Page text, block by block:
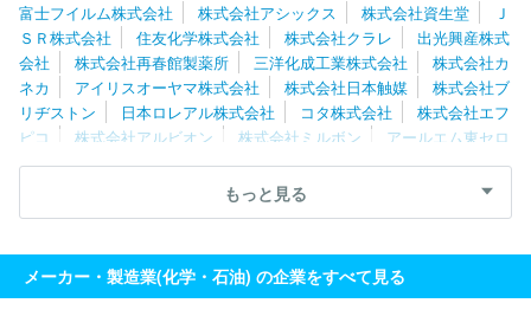
富士フイルム株式会社 株式会社アシックス 株式会社資生堂
Ｊ
ＳＲ株式会社
住友化学株式会社 株式会社クラレ
出光興産株式
会社
株式会社再春館製薬所 三洋化成工業株式会社
株式会社カ
ネカ
アイリスオーヤマ株式会社 株式会社日本触媒
株式会社ブ
リヂストン
日本ロレアル株式会社 コタ株式会社
株式会社エフ
ピコ
株式会社アルビオン 株式会社ミルボン
アールエム東セロ
株式会社
エア・ウォーター株式会社 日本ゼオン株式会社
株式
住友理工株式会社 信越化学工業株式会社
株式会社
ナリス化粧品
社
もっと見る
メーカー・製造業(化学・石油) の企業をすべて見る